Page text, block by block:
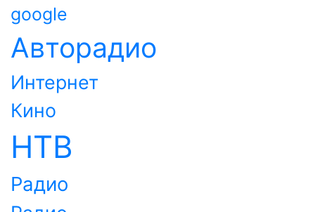
google
Авторадио
Интернет
Кино
НТВ
Радио